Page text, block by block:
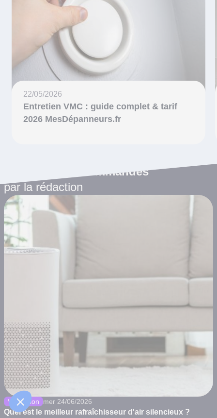
22/05/2026
Entretien VMC : guide complet & tarif
2026 MesDépanneurs.fr
Les articles recommandés
par la rédaction
Ventilation mer 24/06/2026
Quel est le meilleur rafraîchisseur d'air silencieux ?